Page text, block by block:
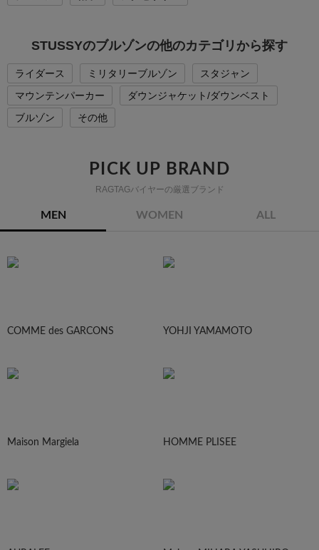
STUSSYのブルゾンの他のカテゴリから探す
ライダース ミリタリーブルゾン
スタジャン
マウンテンパーカー
ダウンジャケット/ダウンベスト
ブルゾン
その他
PICK UP BRAND
RAGTAGバイヤーの厳選ブランド
MEN WOMEN ALL
COMME des GARCONS YOHJI YAMAMOTO
Maison Margiela HOMME PLISEE